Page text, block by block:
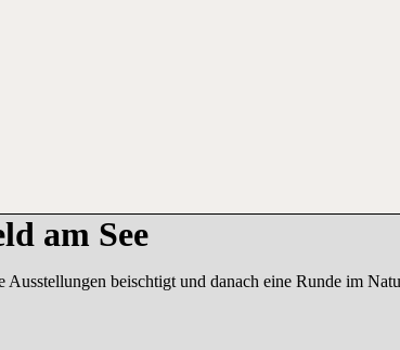
am See
Ausstellungen beischtigt und danach eine Runde im